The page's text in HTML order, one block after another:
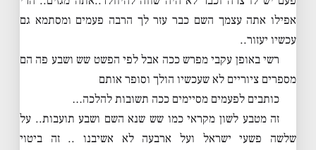
אפילו אתה עצמך השם כבר עזר לך הרבה פעמים ומסתמא גם
עכשיו יעזור..
רשי באופן עקבי מפרש ככה אבל לפי הפשט שש ושבע פה הם
מספרים ציוריים לא שעכשיו הולך וסופר אותם
כותבים לפעמים מסיימים ככה תשובות להלכה…
זה מטבע לשון מקראי כמו שש שנא השם ושבע תועבות.. על
שלשה פשעי ישראל ועל ארבעה לא אשיבנו .. זה ביטוי